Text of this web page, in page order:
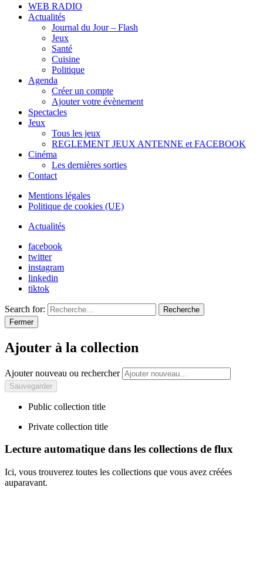
WEB RADIO
Actualités
Journal du Jour – Flash
Jeux
Santé
Cuisine
Politique
Agenda
Créer un compte
Ajouter votre évènement
Spectacles
Jeux
Tous les jeux
REGLEMENT JEUX ANTENNE et FACEBOOK
Cinéma
Les dernières sorties
Contact
Mentions légales
Politique de cookies (UE)
Actualités
facebook
twitter
instagram
linkedin
tiktok
Search for:
Recherche
Fermer
Ajouter à la collection
Ajouter nouveau ou rechercher
Public collection title
Private collection title
Lecture automatique dans les collections de flux
Ici, vous trouverez toutes les collections que vous avez créées
auparavant.